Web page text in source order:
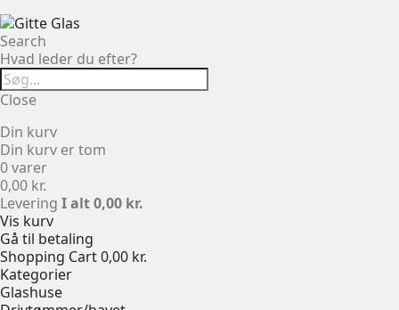
Search
Hvad leder du efter?
Close
Din kurv
Din kurv er tom
0 varer
0,00 kr.
Levering I alt0,00 kr.
Vis kurv
Gå til betaling
Shopping Cart0,00 kr.
Kategorier
Glashuse